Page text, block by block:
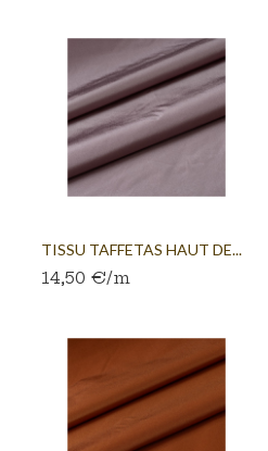
TISSU TAFFETAS HAUT DE...
14,50 €/m